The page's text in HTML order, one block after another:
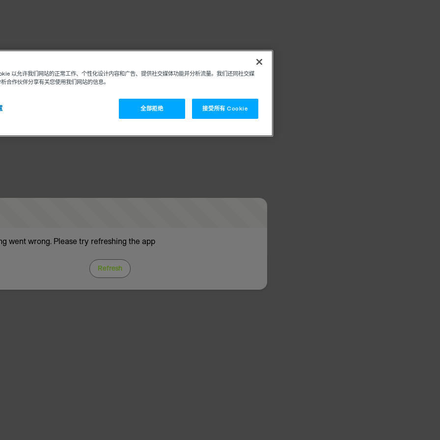
went wrong. Please try refreshing the app
Refresh
以允许我们网站的正常工作、个性化设计内容和广告、提供社交媒体功能并分析流量。我们还同社交媒
合作伙伴分享有关您使用我们网站的信息。
全部拒绝 接受所有 Cookie